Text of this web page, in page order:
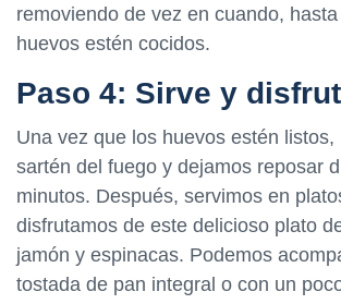
removiendo de vez en cuando,
huevos estén cocidos.
Paso 4: Sirve y
Una vez que los huevos estén listos,
sartén del fuego y dejamos reposar
minutos. Después, servimos en
disfrutamos de este delicioso plato
jamón y espinacas. Podemos
tostada de pan integral o con un